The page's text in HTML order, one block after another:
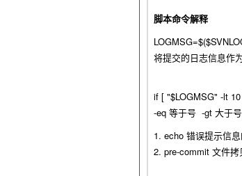
脚本命令解释
将提交的日志信息作
if [ "$LOGMSG" -lt
-eq 等于号 -gt 大于
1. echo 错误提示信
2. pre-commit 文件